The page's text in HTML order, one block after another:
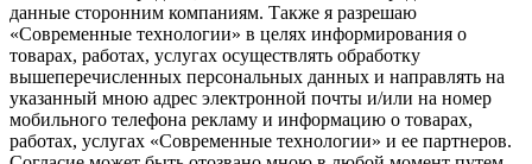
данные сторонним компаниям. Также я разрешаю
«Современные технологии» в целях информирования о
товарах, работах, услугах осуществлять обработку
вышеперечисленных персональных данных и направлять на
указанный мною адрес электронной почты и/или на номер
мобильного телефона рекламу и информацию о товарах,
работах, услугах «Современные технологии» и ее партнеров.